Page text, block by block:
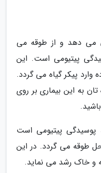
می دهد و از طوقه می
پیتیومی است. این
وارد پیکر گیاه می گردد.
تان به این بیماری بر روی
پوسیدگی پیتیومی است
طوقه می گردد. در این
و خاک رشد می نماید.